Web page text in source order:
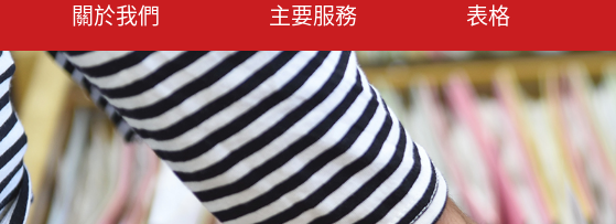
關於我們 主要服務 表格